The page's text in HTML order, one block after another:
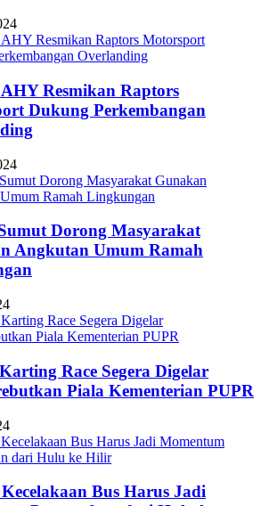
Resmikan Raptors
Dukung Perkembangan
Dorong Masyarakat
Angkutan Umum Ramah
Race Segera Digelar
Piala Kementerian PUPR
Bus Harus Jadi